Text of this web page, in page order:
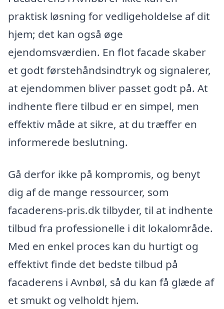
praktisk løsning for vedligeholdelse af dit
hjem; det kan også øge
ejendomsværdien. En flot facade skaber
et godt førstehåndsindtryk og signalerer,
at ejendommen bliver passet godt på. At
indhente flere tilbud er en simpel, men
effektiv måde at sikre, at du træffer en
informerede beslutning.
Gå derfor ikke på kompromis, og benyt
dig af de mange ressourcer, som
facaderens-pris.dk tilbyder, til at indhente
tilbud fra professionelle i dit lokalområde.
Med en enkel proces kan du hurtigt og
effektivt finde det bedste tilbud på
facaderens i Avnbøl, så du kan få glæde af
et smukt og velholdt hjem.